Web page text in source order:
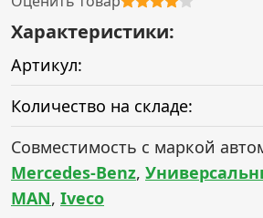
Характеристики:
Артикул:
Количество на складе:
Совместимость с маркой
Mercedes-Benz,
MAN, Iveco